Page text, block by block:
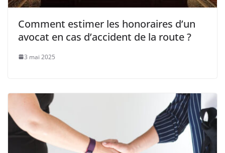
Comment estimer les honoraires d’un
avocat en cas d’accident de la route ?
3 mai 2025